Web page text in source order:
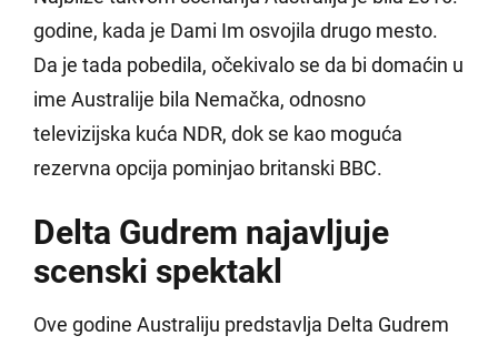
godine, kada je Dami Im osvojila drugo mesto.
Da je tada pobedila, očekivalo se da bi domaćin u
ime Australije bila Nemačka, odnosno
televizijska kuća NDR, dok se kao moguća
rezervna opcija pominjao britanski BBC.
Delta Gudrem najavljuje
scenski spektakl
Ove godine Australiju predstavlja Delta Gudrem